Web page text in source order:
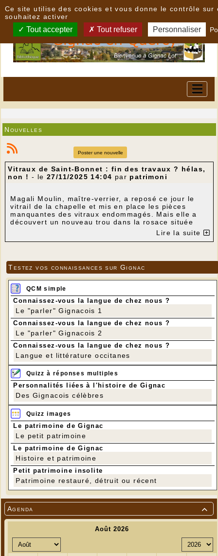

Agenda
Nouvelles
Poster une nouvelle
Vitraux de Saint-Bonnet : fin des travaux ? hélas,
non ! - le 27/11/2025 14:04 par patrimoni
Magali Moulin, maître-verrier, a reposé ce jour le
vitrail de la chapelle et mis en place les pièces
manquantes des vitraux endommagés. Mais elle a
découvert un nouveau trou dans la rosace située
au-dessus de la porte d'entrée malgré la grille de
protection. Un effet de la tempête de juin ? Il
Pose des pièces manquantes par l'extérieur
Lire la suite
Testez vos connaissances sur Gignac
QCM simple
Connaissez-vous la langue de chez nous ?
Le "parler" Gignacois 1
Connaissez-vous la langue de chez nous ?
Le "parler" Gignacois 2
Connaissez-vous la langue de chez nous ?
Langue et littérature occitanes
Quizz à réponses multiples
Personnalités liées à l'histoire de Gignac
Des Gignacois célèbres
Quizz images
Le patrimoine de Gignac
Le petit patrimoine
Le patrimoine de Gignac
Histoire et patrimoine
Petit patrimoine insolite
Patrimoine restauré, détruit ou récent
Ce site utilise des cookies et vous donne le contrôle sur
souhaitez activer
Tout accepter Tout refuser Personnaliser